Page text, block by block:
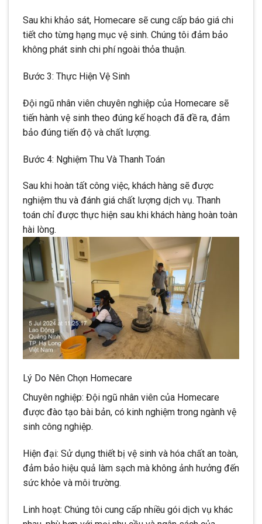
Sau khi khảo sát, Homecare sẽ cung cấp báo giá chi
tiết cho từng hạng mục vệ sinh. Chúng tôi đảm bảo
không phát sinh chi phí ngoài thỏa thuận.
Bước 3: Thực Hiện Vệ Sinh
Đội ngũ nhân viên chuyên nghiệp của Homecare sẽ
tiến hành vệ sinh theo đúng kế hoạch đã đề ra, đảm
bảo đúng tiến độ và chất lượng.
Bước 4: Nghiệm Thu Và Thanh Toán
Sau khi hoàn tất công việc, khách hàng sẽ được
nghiệm thu và đánh giá chất lượng dịch vụ. Thanh
toán chỉ được thực hiện sau khi khách hàng hoàn toàn
hài lòng.
Lý Do Nên Chọn Homecare
Chuyên nghiệp: Đội ngũ nhân viên của Homecare
được đào tạo bài bản, có kinh nghiệm trong ngành vệ
sinh công nghiệp.
Hiện đại: Sử dụng thiết bị vệ sinh và hóa chất an toàn,
đảm bảo hiệu quả làm sạch mà không ảnh hưởng đến
sức khỏe và môi trường.
Linh hoạt: Chúng tôi cung cấp nhiều gói dịch vụ khác